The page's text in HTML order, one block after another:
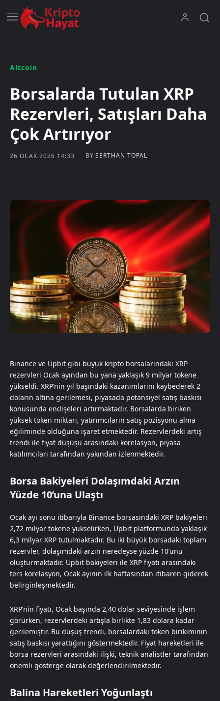
Altcoin
Borsalarda Tutulan XRP
Rezervleri, Satışları Daha
Çok Artırıyor
26 OCAK 2026 14:33 BY SERTHAN TOPAL
Binance ve Upbit gibi büyük kripto borsalarındaki XRP
rezervleri Ocak ayından bu yana yaklaşık 9 milyar tokene
yükseldi. XRP’nin yıl başındaki kazanımlarını kaybederek 2
doların altına gerilemesi, piyasada potansiyel satış baskısı
konusunda endişeleri artırmaktadır. Borsalarda biriken
yüksek token miktarı, yatırımcıların satış pozisyonu alma
eğiliminde olduğuna işaret etmektedir. Rezervlerdeki artış
trendi ile fiyat düşüşü arasındaki korelasyon, piyasa
katılımcıları tarafından yakından izlenmektedir.
Borsa Bakiyeleri Dolaşımdaki Arzın
Yüzde 10’una Ulaştı
Ocak ayı sonu itibarıyla Binance borsasındaki XRP bakiyeleri
2,72 milyar tokene yükselirken, Upbit platformunda yaklaşık
6,3 milyar XRP tutulmaktadır. Bu iki büyük borsadaki toplam
rezervler, dolaşımdaki arzın neredeyse yüzde 10’unu
oluşturmaktadır. Upbit bakiyeleri ile XRP fiyatı arasındaki
ters korelasyon, Ocak ayının ilk haftasından itibaren giderek
belirginleşmektedir.
XRP’nin fiyatı, Ocak başında 2,40 dolar seviyesinde işlem
görürken, rezervlerdeki artışla birlikte 1,83 dolara kadar
gerilemiştir. Bu düşüş trendi, borsalardaki token birikiminin
satış baskısı yarattığını göstermektedir. Fiyat hareketleri ile
borsa rezervleri arasındaki ilişki, teknik analistler tarafından
önemli gösterge olarak değerlendirilmektedir.
Balina Hareketleri Yoğunlaştı